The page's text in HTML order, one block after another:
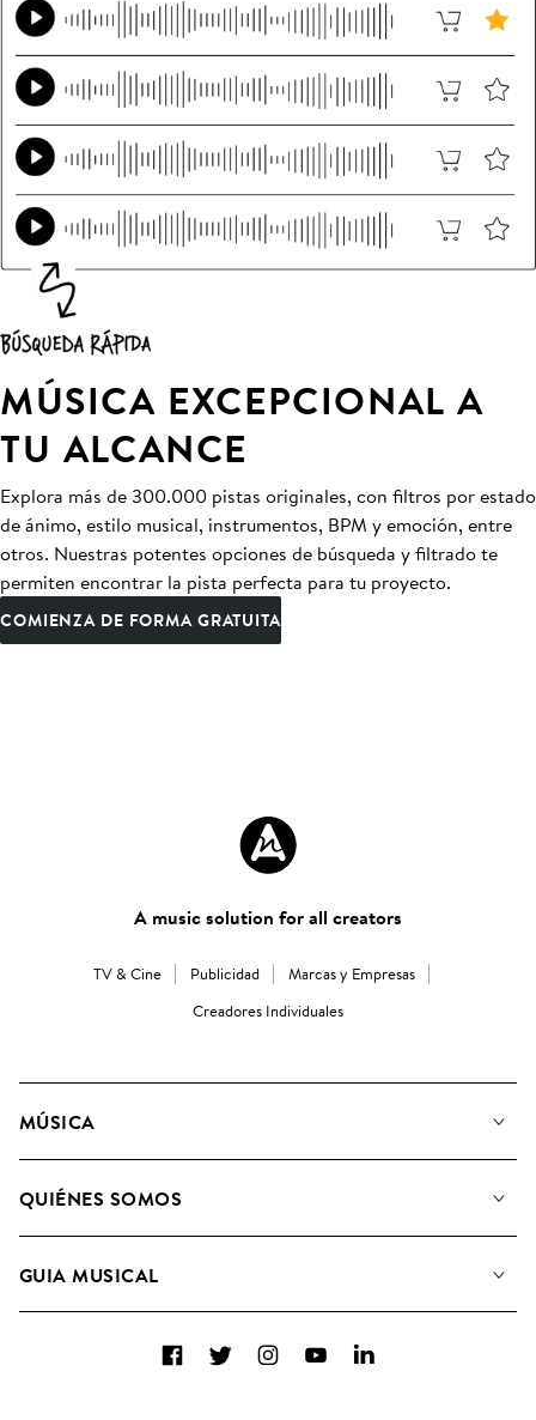
MÚSICA EXCEPCIONAL A
TU ALCANCE
Explora más de 300.000 pistas originales, con filtros por estado
de ánimo, estilo musical, instrumentos, BPM y emoción, entre
otros. Nuestras potentes opciones de búsqueda y filtrado te
permiten encontrar la pista perfecta para tu proyecto.
COMIENZA DE FORMA GRATUITA
A music solution for all creators
TV & Cine Publicidad
Marcas y Empresas
Creadores Individuales
MÚSICA
Buscar
QUIÉNES SOMOS
Candidaturas Nuevos Compositores
GUIA MUSICAL
FacebookTwitterInstagramYouTubeLinkedIn